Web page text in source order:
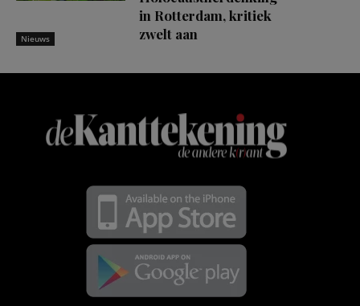
Nieuws
in Rotterdam, kritiek
zwelt aan